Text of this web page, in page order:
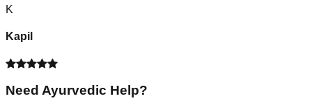
K
Kapil
Need Ayurvedic Help?